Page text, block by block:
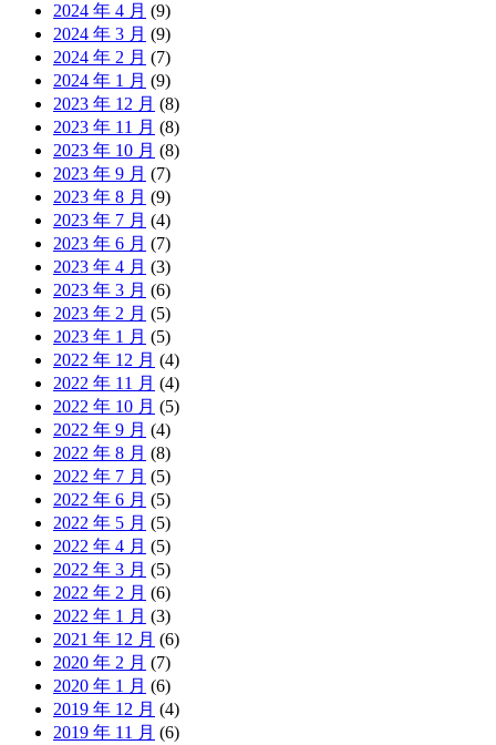
2024 年 4 月 (9)
2024 年 3 月 (9)
2024 年 2 月 (7)
2024 年 1 月 (9)
2023 年 12 月 (8)
2023 年 11 月 (8)
2023 年 10 月 (8)
2023 年 9 月 (7)
2023 年 8 月 (9)
2023 年 7 月 (4)
2023 年 6 月 (7)
2023 年 4 月 (3)
2023 年 3 月 (6)
2023 年 2 月 (5)
2023 年 1 月 (5)
2022 年 12 月 (4)
2022 年 11 月 (4)
2022 年 10 月 (5)
2022 年 9 月 (4)
2022 年 8 月 (8)
2022 年 7 月 (5)
2022 年 6 月 (5)
2022 年 5 月 (5)
2022 年 4 月 (5)
2022 年 3 月 (5)
2022 年 2 月 (6)
2022 年 1 月 (3)
2021 年 12 月 (6)
2020 年 2 月 (7)
2020 年 1 月 (6)
2019 年 12 月 (4)
2019 年 11 月 (6)